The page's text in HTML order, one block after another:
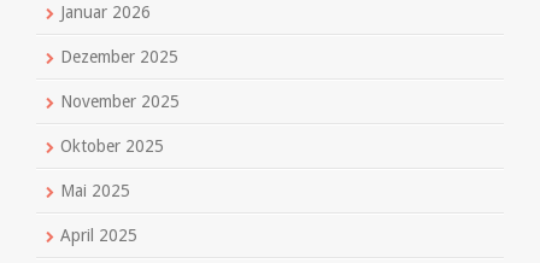
Januar 2026
Dezember 2025
November 2025
Oktober 2025
Mai 2025
April 2025